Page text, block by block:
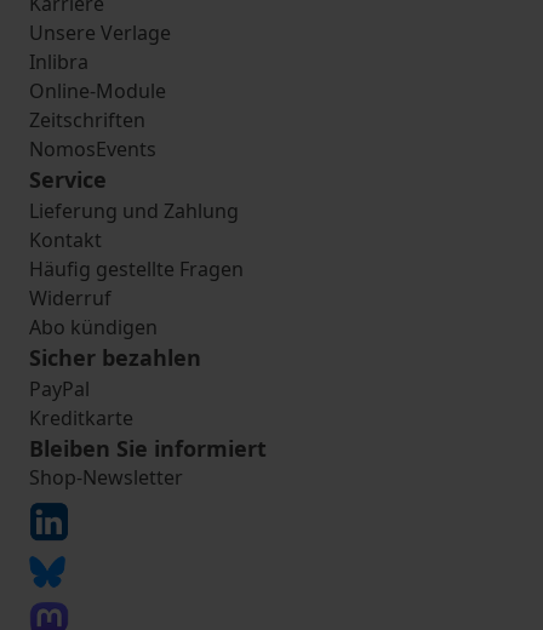
Unsere Verlage
Inlibra
Online-Module
Zeitschriften
NomosEvents
Service
Lieferung und Zahlung
Kontakt
Häufig gestellte Fragen
Widerruf
Abo kündigen
Sicher bezahlen
PayPal
Kreditkarte
Bleiben Sie informiert
Shop-Newsletter